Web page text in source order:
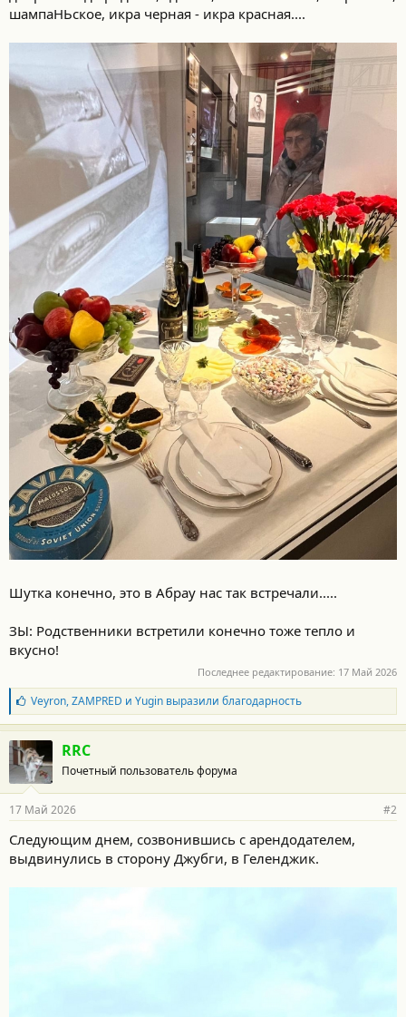
шампаНЬское, икра черная - икра красная....
Шутка конечно, это в Абрау нас так встречали.....
ЗЫ: Родственники встретили конечно тоже тепло и
вкусно!
Последнее редактирование: 17 Май 2026
Б
л
а
г
о
д
а
н
с
т
:
Veyron,ZAMPRED и Yuginвыразили благодарность
RRC
Почетный пользователь форума
17 Май 2026 #2
Следующим днем, созвонившись с арендодателем,
выдвинулись в сторону Джубги, в Геленджик.